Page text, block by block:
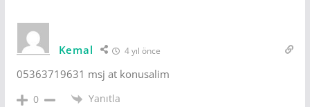
Kemal 4 yıl önce
05363719631 msj at konusalim
0 Yanıtla